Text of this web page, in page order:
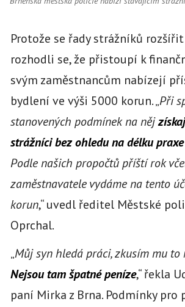
Protože se řady strážníků
rozhodli se, že přistoupí k
svým zaměstnancům nabízejí
bydlení ve výši 5000 korun. „Při
stanovených podmínek na něj
strážníci bez ohledu na délku
Podle našich propočtů příští rok
zaměstnavatele vydáme na tento
korun,“ uvedl ředitel Městské
Oprchal.
„Můj syn hledá práci, zkusím mu to
Nejsou tam špatné peníze,“ řekla
paní Mirka z Brna. Podmínky